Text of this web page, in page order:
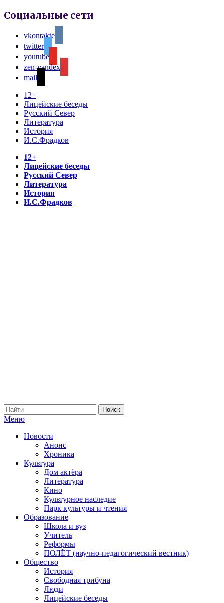
Социальные сети
vkontakte
twitter
youtube
zen-yandex
mail
12+
Лицейские беседы
Русский Север
Литература
История
И.С.Фрадков
12+
Лицейские беседы
Русский Север
Литература
История
И.С.Фрадков
Меню
Новости
Анонс
Хроника
Культура
Дом актёра
Литература
Кино
Культурное наследие
Парк культуры и чтения
Образование
Школа и вуз
Учитель
Реформы
ПОЛЁТ (научно-педагогический вестник)
Общество
История
Свободная трибуна
Люди
Лицейские беседы